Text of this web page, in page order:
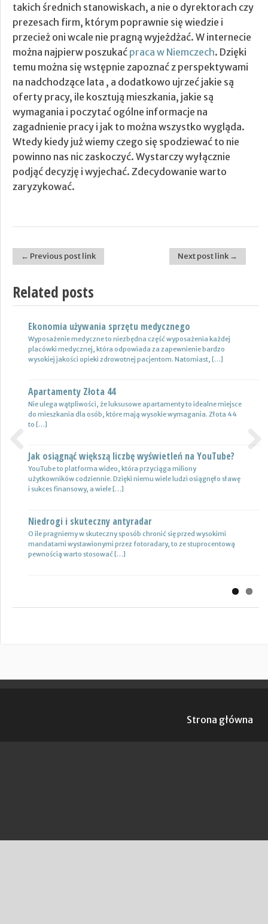
takich średnich stanowiskach, a nie o dyrektorach czy
prezesach firm, którym poprawnie się wiedzie i
przecież oni wcale nie pragną wyjeżdżać. W internecie
można najpierw poszukać praca w Niemczech. Dzięki
temu można się wstępnie zapoznać z perspektywami
na nadchodzące lata , a dodatkowo ujrzeć jakie są
oferty pracy, ile kosztują mieszkania, jakie są
wymagania i poczytać ogólne informacje na
zagadnienie pracy i jak to można wszystko wygląda.
Wtedy kiedy już wiemy czego się spodziewać to nie
powinno nas nic zaskoczyć. Wystarczy wyłącznie
podjąć decyzję i wyjechać. Zdecydowanie warto
zaryzykować.
Post navigation
← Previous post link Next post link →
Related posts
Ekonomia używania sprzętu medycznego
Wyposażenie medyczne to niezbędna część wyposażenia każdej
placówki medycznej, która odpowiada za zapewnienie bardzo
wysokiej jakości opieki zdrowotnej pacjentom. Natomiast, […]
Apartamenty Złota 44
Nie ulega wątpliwości, że luksusowe apartamenty to idealne miejsce
do mieszkania dla osób, które mają wysokie wymagania. Złota 44
to […]
Jak osiągnąć większą liczbę wyświetleń na YouTube?
YouTube to platforma wideo, która przyciąga miliony
użytkowników codziennie. Dzięki niemu wiele ludzi osiągnęło sławę
i sukces finansowy, a wiele […]
Niedrogi i skuteczny antyradar
O ile pragniemy w skuteczny sposób chronić się przed wysokimi
mandatami wystawionymi przez fotoradary, to ze stuprocentową
pewnością warto stosować […]
Nowoczesne lampy
Nie ulega wątpliwości, że do pojazdów powinno być dobrane
oświetlenie wysokiej jakości, które zapewni wysoki poziom
bezpieczeństwa oraz podniesie komfort […]
Wynajem samochodów i naczep – usługi
Z całą pewnością firmy transportowe spedycyjne czy także
logistyczne potrzebują przede wszystkim nowoczesnej floty aut,
które są gotowe do pracy. […]
Certyfikat uprawnień w branży budowlanej
Uprawnienia w biznesie budowlanej dotyczą różnych specjalności.
Jest to specjalność architektoniczna, niemniej jednak również
konstrukcyjno-budowlana, inżynieryjna oraz instalacyjna. Warto
Drewutnia z palet na działkę
Wiele osób zastanawia się, jaki rodzaj drewutni ogrodowej sprawdzi
się najlepiej w sytuacji bezpiecznego przechowywania na przykład
Previous
Strona główna